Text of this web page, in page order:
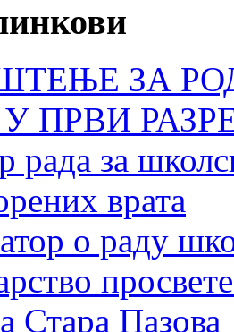
ЗА
ПРВИ
рада за
врата
о раду
Стара Пазова